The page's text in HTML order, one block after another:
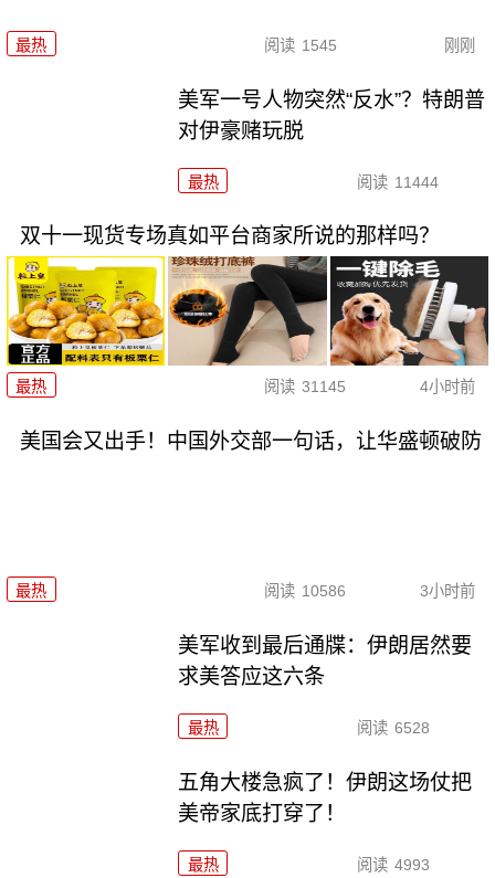
最热 阅读 1545 刚刚
美军一号人物突然“反水”？特朗普
对伊豪赌玩脱
最热 阅读 11444
双十一现货专场真如平台商家所说的那样吗？
最热 阅读 31145 4小时前
美国会又出手！中国外交部一句话，让华盛顿破防
最热 阅读 10586 3小时前
美军收到最后通牒：伊朗居然要
求美答应这六条
最热 阅读 6528
五角大楼急疯了！伊朗这场仗把
美帝家底打穿了！
最热 阅读 4993